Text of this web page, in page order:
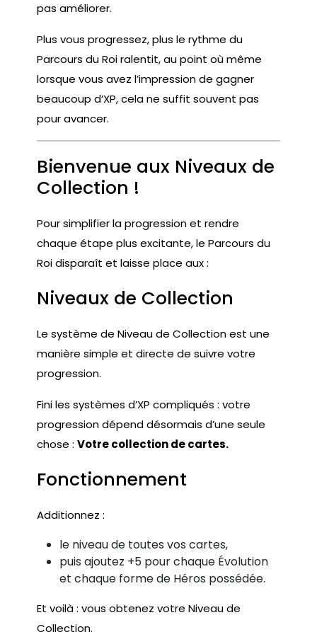
pas améliorer.
Plus vous progressez, plus le rythme du
Parcours du Roi ralentit, au point où même
lorsque vous avez l’impression de gagner
beaucoup d’XP, cela ne suffit souvent pas
pour avancer.
Bienvenue aux Niveaux de
Collection !
Pour simplifier la progression et rendre
chaque étape plus excitante, le Parcours du
Roi disparaît et laisse place aux :
Niveaux de Collection
Le système de Niveau de Collection est une
manière simple et directe de suivre votre
progression.
Fini les systèmes d’XP compliqués : votre
progression dépend désormais d’une seule
chose : Votre collection de cartes.
Fonctionnement
Additionnez :
le niveau de toutes vos cartes,
puis ajoutez +5 pour chaque Évolution
et chaque forme de Héros possédée.
Et voilà : vous obtenez votre Niveau de
Collection.